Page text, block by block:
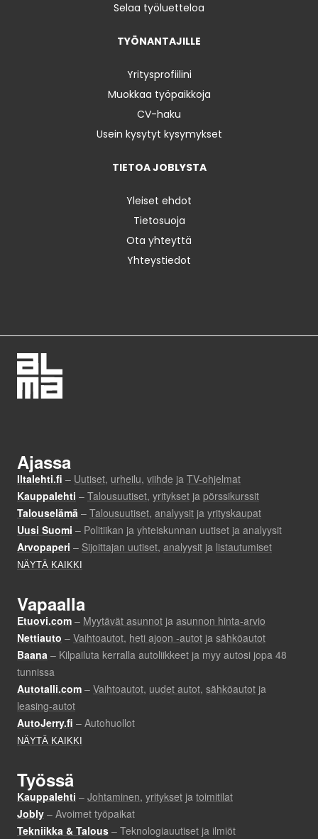
Selaa työluetteloa
TYÖNANTAJILLE
Yritysprofiilini
Muokkaa työpaikkoja
CV-haku
Usein kysytyt kysymykset
TIETOA JOBLYSTA
Yleiset ehdot
Tietosuoja
Ota yhteyttä
Yhteystiedot